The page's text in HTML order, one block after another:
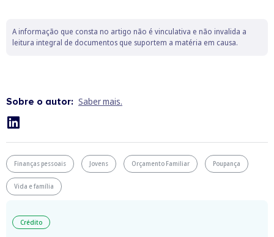
A informação que consta no artigo não é vinculativa e não invalida a
leitura integral de documentos que suportem a matéria em causa.
Sobre o autor: Saber mais.
Finanças pessoais Jovens Orçamento Familiar Poupança
Vida e família
Crédito